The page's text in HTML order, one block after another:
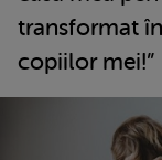
transformat
copiilor mei!”